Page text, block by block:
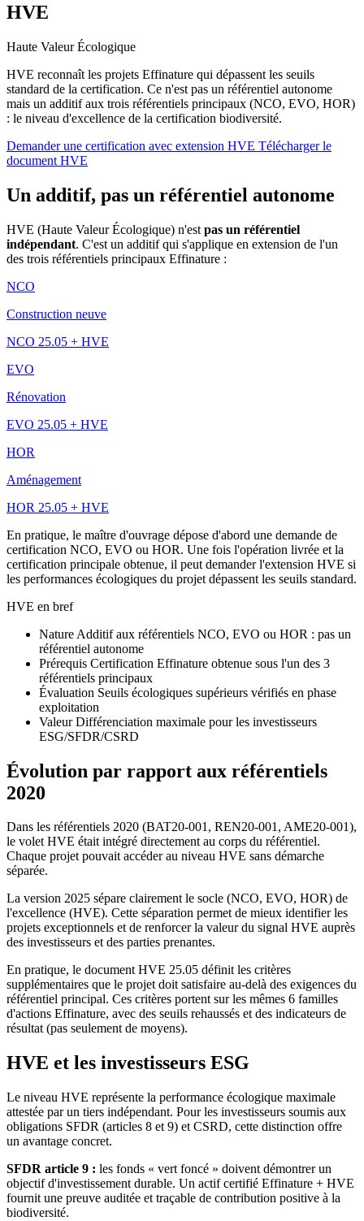
HVE
Haute Valeur Écologique
HVE reconnaît les projets Effinature qui dépassent les seuils
standard de la certification. Ce n'est pas un référentiel autonome
mais un additif aux trois référentiels principaux (NCO, EVO, HOR)
: le niveau d'excellence de la certification biodiversité.
Demander une certification avec extension HVE Télécharger le
document HVE
Un additif, pas un référentiel autonome
HVE (Haute Valeur Écologique) n'est pas un référentiel
indépendant. C'est un additif qui s'applique en extension de l'un
des trois référentiels principaux Effinature :
NCO
Construction neuve
NCO 25.05 + HVE
EVO
Rénovation
EVO 25.05 + HVE
HOR
Aménagement
HOR 25.05 + HVE
En pratique, le maître d'ouvrage dépose d'abord une demande de
certification NCO, EVO ou HOR. Une fois l'opération livrée et la
certification principale obtenue, il peut demander l'extension HVE si
les performances écologiques du projet dépassent les seuils standard.
HVE en bref
Nature Additif aux référentiels NCO, EVO ou HOR : pas un
référentiel autonome
Prérequis Certification Effinature obtenue sous l'un des 3
référentiels principaux
Évaluation Seuils écologiques supérieurs vérifiés en phase
exploitation
Valeur Différenciation maximale pour les investisseurs
ESG/SFDR/CSRD
Évolution par rapport aux référentiels
2020
Dans les référentiels 2020 (BAT20-001, REN20-001, AME20-001),
le volet HVE était intégré directement au corps du référentiel.
Chaque projet pouvait accéder au niveau HVE sans démarche
séparée.
La version 2025 sépare clairement le socle (NCO, EVO, HOR) de
l'excellence (HVE). Cette séparation permet de mieux identifier les
projets exceptionnels et de renforcer la valeur du signal HVE auprès
des investisseurs et des parties prenantes.
En pratique, le document HVE 25.05 définit les critères
supplémentaires que le projet doit satisfaire au-delà des exigences du
référentiel principal. Ces critères portent sur les mêmes 6 familles
d'actions Effinature, avec des seuils rehaussés et des indicateurs de
résultat (pas seulement de moyens).
HVE et les investisseurs ESG
Le niveau HVE représente la performance écologique maximale
attestée par un tiers indépendant. Pour les investisseurs soumis aux
obligations SFDR (articles 8 et 9) et CSRD, cette distinction offre
un avantage concret.
SFDR article 9 : les fonds « vert foncé » doivent démontrer un
objectif d'investissement durable. Un actif certifié Effinature + HVE
fournit une preuve auditée et traçable de contribution positive à la
biodiversité.